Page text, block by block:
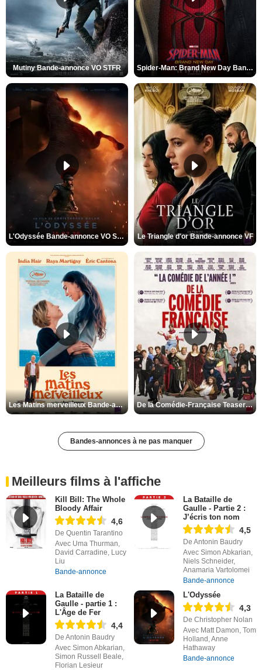
Mutiny Bande-annonce VO STFR Spider-Man: Brand New Day Bande-annonce VO STFR
L'Odyssée Bande-annonce VO STFR Le Triangle d'or Bande-annonce VF
Les Matins merveilleux Bande-annonce VF De la Comédie-Française Teaser VF
Bandes-annonces à ne pas manquer
Meilleurs films à l'affiche
Kill Bill: The Whole
Bloody Affair
4,6
De Quentin Tarantino
Avec Uma Thurman,
David Carradine, Lucy
Liu
Bande-annonce
La Bataille de
Gaulle - Partie 2 :
J’écris ton nom
4,5
De Antonin Baudry
Avec Simon Abkarian,
Niels Schneider,
Anamaria Vartolomei
Bande-annonce
La Bataille de
Gaulle - partie 1 :
L'Âge de Fer
4,4
De Antonin Baudry
Avec Simon Abkarian,
Simon Russell Beale,
Florian Lesieur
L'Odyssée
4,3
De Christopher Nolan
Avec Matt Damon, Tom
Holland, Anne
Hathaway
Bande-annonce